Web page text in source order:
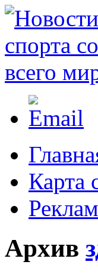
Карта
Архив